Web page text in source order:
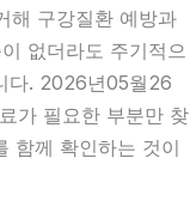
해 구강질환 예방과
없더라도 주기적으
다. 2026년05월26
가 필요한 부분만 찾
함께 확인하는 것이